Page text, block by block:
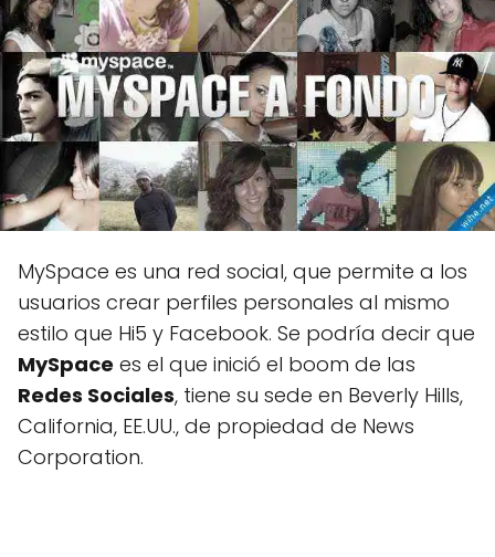
MySpace es una red social, que permite a los
usuarios crear perfiles personales al mismo
estilo que Hi5 y Facebook. Se podría decir que
MySpace es el que inició el boom de las
Redes Sociales, tiene su sede en Beverly Hills,
California, EE.UU., de propiedad de News
Corporation.